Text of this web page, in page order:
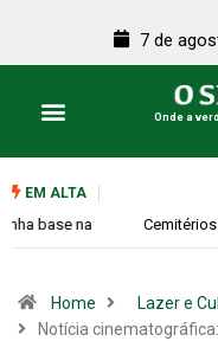
7 de
Onde a
EM ALTA Cemitérios
Notícia